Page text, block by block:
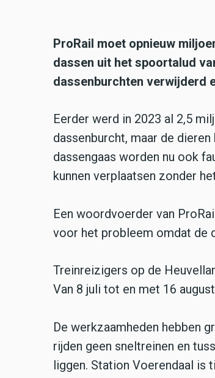
ProRail moet opnieuw
dassen uit het spoortalud
dassenburchten verwijderd
Eerder werd in 2023 al 2,5
dassenburcht, maar de
dassengaas worden nu ook
kunnen verplaatsen zonder
Een woordvoerder van
voor het probleem omdat de
Treinreizigers op de
Van 8 juli tot en met 16
De werkzaamheden hebben
rijden geen sneltreinen en
liggen. Station Voerendaal is